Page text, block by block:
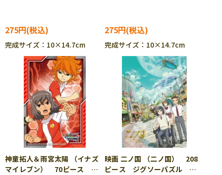
275円
完成サイズ：10×14.7cm
275円
完成サイズ：10×14.7cm
神童拓人＆雨宮太陽 （イナズ
マイレブン） 70ピース ジ
映画 二ノ国 （二ノ国） 208
ピース ジグソーパズル